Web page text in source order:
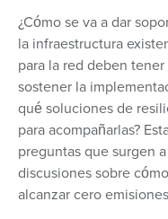
¿Cómo se va a dar
la infraestructura
para la red deben
sostener la
qué soluciones de
para acompañarlas?
preguntas que surgen
discusiones sobre
alcanzar cero